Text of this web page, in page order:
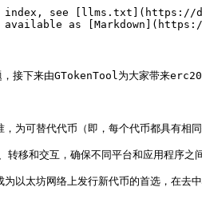
index, see [llms.txt](https://
as
，接下来由GTokenTool为大家带
为可替代代币（即，每个代币都具有相同
移和交互，确保不同平台和应用程序之
以太坊网络上发行新代币的首选，在去